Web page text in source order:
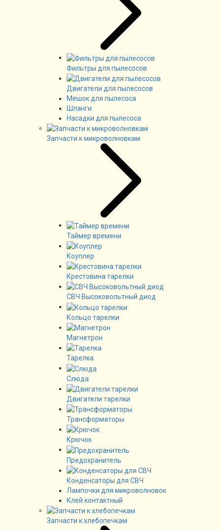
Фильтры для пылесосов
Двигатели для пылесосов
Мешок для пылесоса
Шланги
Насадки для пылесоса
Запчасти к микроволновкам
Таймер времени
Коуплер
Крестовина тарелки
СВЧ Высоковольтный диод
Кольцо тарелки
Магнетрон
Тарелка
Слюда
Двигатели тарелки
Трансформаторы
Крючок
Предохранитель
Конденсаторы для СВЧ
Лампочки для микроволновок
Клей контактный
Запчасти к хлебопечкам